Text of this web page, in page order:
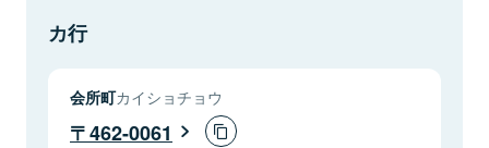
カ行
会所町カイショチョウ
462-0061